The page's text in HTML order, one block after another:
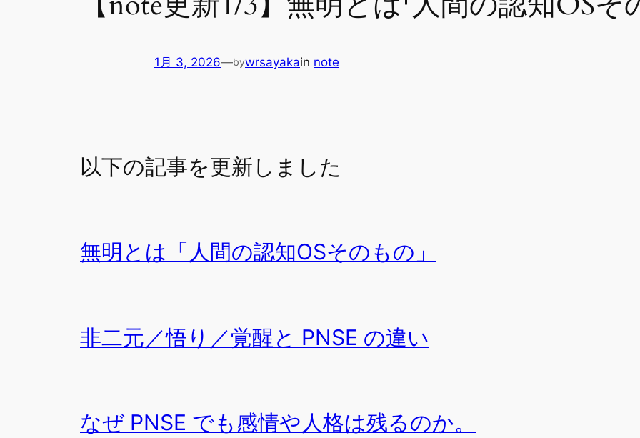
1月 3, 2026—bywrsayakain note
以下の記事を更新しました
無明とは「人間の認知OSそのもの」
非二元／悟り／覚醒と PNSE の違い
なぜ PNSE でも感情や人格は残るのか。